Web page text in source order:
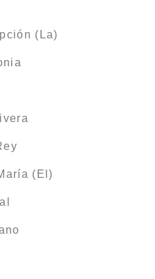
(La)
(El)